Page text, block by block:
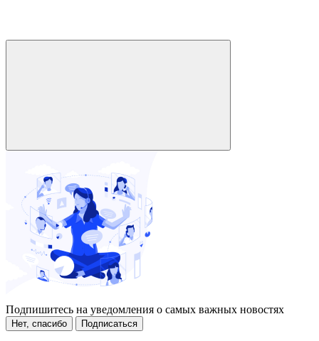
Подпишитесь на уведомления о самых важных новостях
Нет, спасибо Подписаться